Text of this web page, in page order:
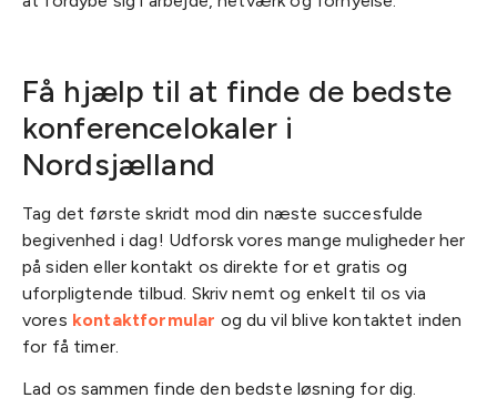
Få hjælp til at finde de bedste
konferencelokaler i
Nordsjælland
Tag det første skridt mod din næste succesfulde
begivenhed i dag! Udforsk vores mange muligheder her
på siden eller kontakt os direkte for et gratis og
uforpligtende tilbud. Skriv nemt og enkelt til os via
vores kontaktformular og du vil blive kontaktet inden
for få timer.
Lad os sammen finde den bedste løsning for dig.